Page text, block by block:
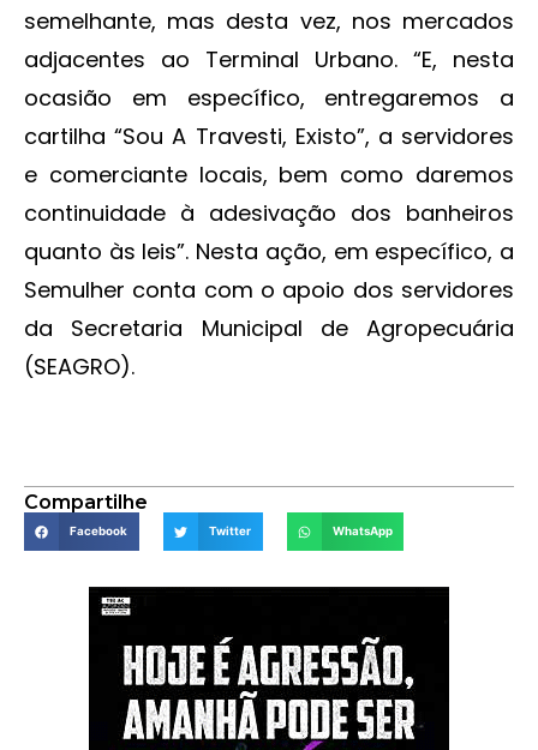
semelhante, mas desta vez, nos mercados
adjacentes ao Terminal Urbano. “E, nesta
ocasião em específico, entregaremos a
cartilha “Sou A Travesti, Existo”, a servidores
e comerciante locais, bem como daremos
continuidade à adesivação dos banheiros
quanto às leis”. Nesta ação, em específico, a
Semulher conta com o apoio dos servidores
da Secretaria Municipal de Agropecuária
(SEAGRO).
Compartilhe
Facebook Twitter WhatsApp